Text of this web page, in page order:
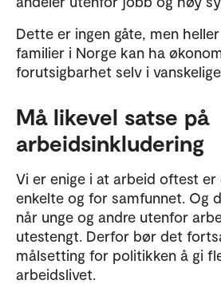
Dette er ingen gåte, men
familier i Norge kan ha
forutsigbarhet selv i
Må likevel satse på
arbeidsinkludering
Vi er enige i at arbeid oftest
enkelte og for samfunnet. Og
når unge og andre utenfor
utestengt. Derfor bør det
målsetting for politikken å gi
arbeidslivet.